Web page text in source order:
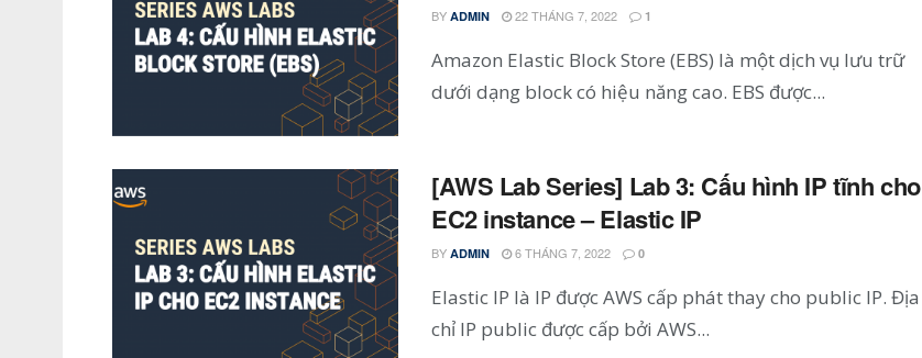
BY ADMIN 22 THÁNG 7, 2022 1
Amazon Elastic Block Store (EBS) là một dịch vụ lưu trữ
dưới dạng block có hiệu năng cao. EBS được...
[AWS Lab Series] Lab 3: Cấu hình IP tĩnh cho
EC2 instance – Elastic IP
BY ADMIN 6 THÁNG 7, 2022 0
Elastic IP là IP được AWS cấp phát thay cho public IP. Địa
chỉ IP public được cấp bởi AWS...